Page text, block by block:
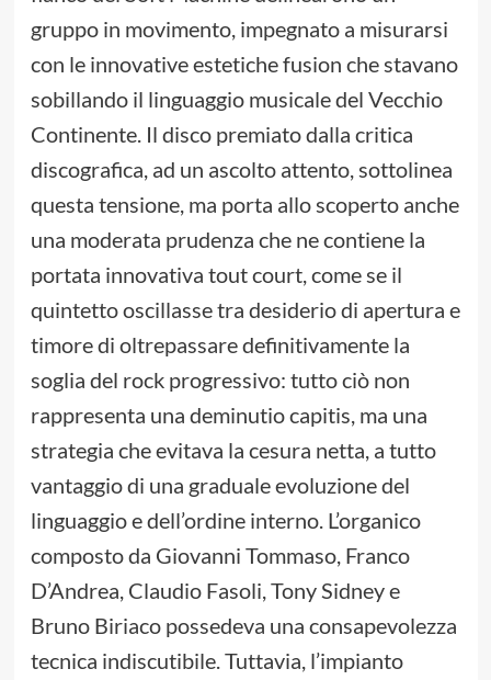
gruppo in movimento, impegnato a misurarsi
con le innovative estetiche fusion che stavano
sobillando il linguaggio musicale del Vecchio
Continente. Il disco premiato dalla critica
discografica, ad un ascolto attento, sottolinea
questa tensione, ma porta allo scoperto anche
una moderata prudenza che ne contiene la
portata innovativa tout court, come se il
quintetto oscillasse tra desiderio di apertura e
timore di oltrepassare definitivamente la
soglia del rock progressivo: tutto ciò non
rappresenta una deminutio capitis, ma una
strategia che evitava la cesura netta, a tutto
vantaggio di una graduale evoluzione del
linguaggio e dell’ordine interno. L’organico
composto da Giovanni Tommaso, Franco
D’Andrea, Claudio Fasoli, Tony Sidney e
Bruno Biriaco possedeva una consapevolezza
tecnica indiscutibile. Tuttavia, l’impianto